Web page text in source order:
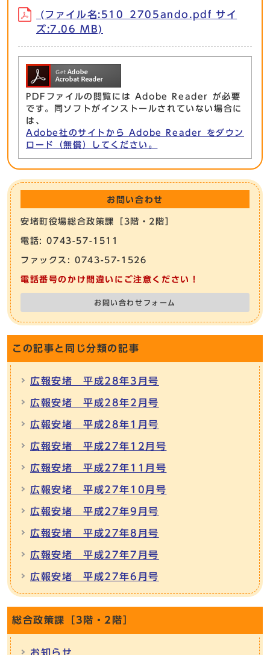
(ファイル名:510_2705ando.pdf サイ
ズ:7.06 MB)
PDFファイルの閲覧には Adobe Reader が必要
です。同ソフトがインストールされていない場合に
は、
Adobe社のサイトから Adobe Reader をダウン
ロード（無償）してください。
お問い合わせ
安堵町役場総合政策課［3階・2階］
電話: 0743-57-1511
ファックス: 0743-57-1526
電話番号のかけ間違いにご注意ください！
お問い合わせフォーム
この記事と同じ分類の記事
広報安堵 平成28年3月号
広報安堵 平成28年2月号
広報安堵 平成28年1月号
広報安堵 平成27年12月号
広報安堵 平成27年11月号
広報安堵 平成27年10月号
広報安堵 平成27年9月号
広報安堵 平成27年8月号
広報安堵 平成27年7月号
広報安堵 平成27年6月号
総合政策課［3階・2階］
お知らせ